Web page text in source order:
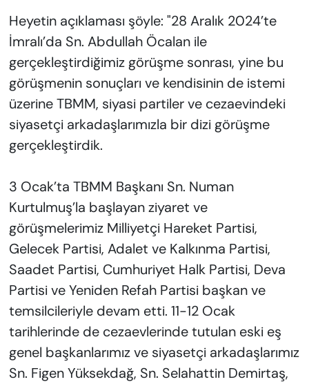
Heyetin açıklaması şöyle: "28 Aralık 2024’te
İmralı’da Sn. Abdullah Öcalan ile
gerçekleştirdiğimiz görüşme sonrası, yine bu
görüşmenin sonuçları ve kendisinin de istemi
üzerine TBMM, siyasi partiler ve cezaevindeki
siyasetçi arkadaşlarımızla bir dizi görüşme
gerçekleştirdik.
3 Ocak’ta TBMM Başkanı Sn. Numan
Kurtulmuş’la başlayan ziyaret ve
görüşmelerimiz Milliyetçi Hareket Partisi,
Gelecek Partisi, Adalet ve Kalkınma Partisi,
Saadet Partisi, Cumhuriyet Halk Partisi, Deva
Partisi ve Yeniden Refah Partisi başkan ve
temsilcileriyle devam etti. 11-12 Ocak
tarihlerinde de cezaevlerinde tutulan eski eş
genel başkanlarımız ve siyasetçi arkadaşlarımız
Sn. Figen Yüksekdağ, Sn. Selahattin Demirtaş,